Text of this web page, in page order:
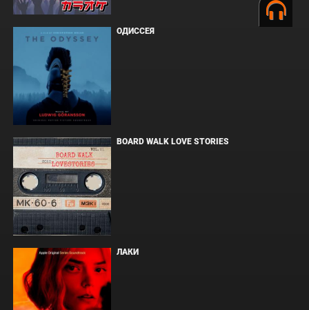
ОДИССЕЯ
BOARD WALK LOVE STORIES
ЛАКИ